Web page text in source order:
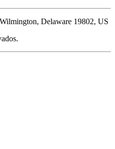
Delaware 19802, US